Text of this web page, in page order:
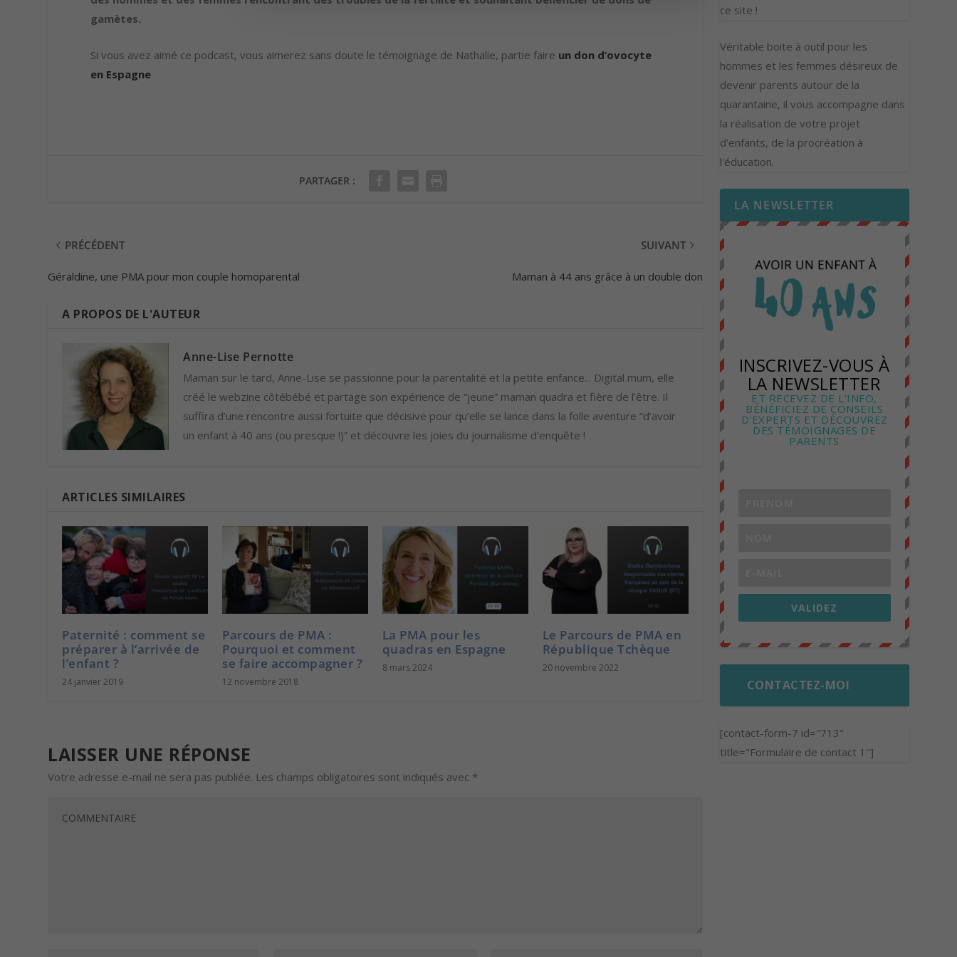
s
i
m
u
m
e
.
gamètes.
Si vous avez aimé ce podcast, vous aimerez sans doute le témoignage de Nathalie, partie faire un don d’ovocyte
en Espagne
PARTAGER :
PRÉCÉDENT
Géraldine, une PMA pour mon couple homoparental
SUIVANT
Maman à 44 ans grâce à un double don
A PROPOS DE L'AUTEUR
Anne-Lise Pernotte
Maman sur le tard, Anne-Lise se passionne pour la parentalité et la petite enfance... Digital mum, elle
créé le webzine côtébébé et partage son expérience de “jeune” maman quadra et fière de l’être. Il
suffira d’une rencontre aussi fortuite que décisive pour qu’elle se lance dans la folle aventure “d’avoir
un enfant à 40 ans (ou presque !)” et découvre les joies du journalisme d’enquête !
ARTICLES SIMILAIRES
Paternité : comment se
préparer à l’arrivée de
l’enfant ?
24 janvier 2019
Parcours de PMA :
Pourquoi et comment
se faire accompagner ?
12 novembre 2018
La PMA pour les
quadras en Espagne
8 mars 2024
Le Parcours de PMA en
République Tchèque
20 novembre 2022
LAISSER UNE RÉPONSE
Votre adresse e-mail ne sera pas publiée. Les champs obligatoires sont indiqués avec *
ce site !
Véritable boite à outil pour les
hommes et les femmes désireux de
devenir parents autour de la
quarantaine, il vous accompagne dans
la réalisation de votre projet
d'enfants, de la procréation à
l'éducation.
LA NEWSLETTER
INSCRIVEZ-VOUS À
LA NEWSLETTER
ET RECEVEZ DE L'INFO,
BÉNÉFICIEZ DE CONSEILS
D'EXPERTS ET DÉCOUVREZ
DES TÉMOIGNAGES DE
PARENTS
VALIDEZ
CONTACTEZ-MOI
[contact-form-7 id="713"
title="Formulaire de contact 1"]